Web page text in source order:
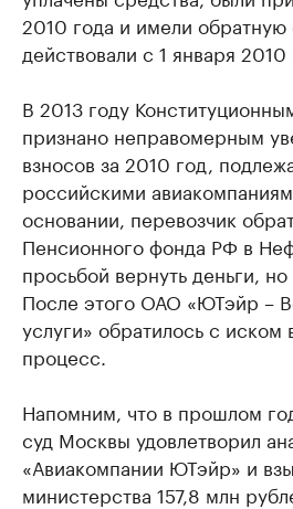
2010 года и имели
действовали с 1 января 2010
В 2013 году
признано неправомерным
взносов за 2010 год,
российскими
основании, перевозчик
Пенсионного фонда РФ в
просьбой вернуть деньги, но
После этого ОАО «ЮТэйр –
услуги» обратилось с иском
процесс.
Напомним, что в прошлом
суд Москвы удовлетворил
«Авиакомпании ЮТэйр» и
министерства 157,8 млн